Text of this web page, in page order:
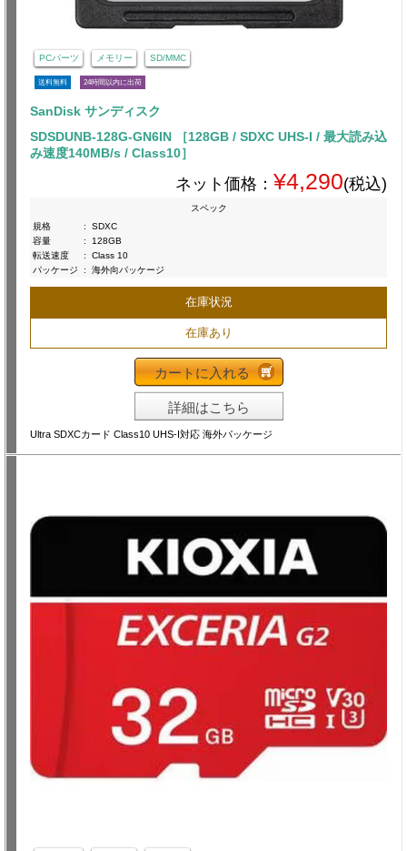
PCパーツ メモリー SD/MMC
送料無料 24時間以内に出荷
SanDisk サンディスク
SDSDUNB-128G-GN6IN ［128GB / SDXC UHS-I / 最大読み込
み速度140MB/s / Class10］
ネット価格： ¥4,290(税込)
スペック
規格
:
SDXC
容量
:
128GB
転送速度
:
Class 10
パッケージ
: 海外向パッケージ
在庫状況
在庫あり
カートに入れる
詳細はこちら
Ultra SDXCカード Class10 UHS-I対応 海外パッケージ